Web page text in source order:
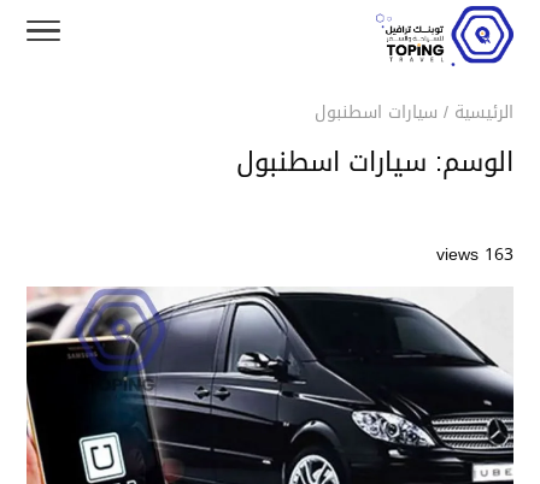
الرئيسية / سيارات اسطنبول
الوسم: سيارات اسطنبول
163 views